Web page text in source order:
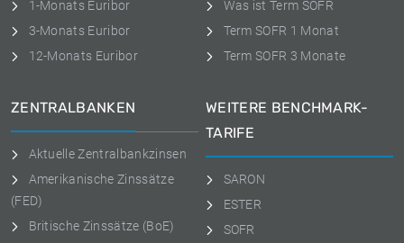
1-Monats Euribor
3-Monats Euribor
12-Monats Euribor
Was ist Term SOFR
Term SOFR 1 Monat
Term SOFR 3 Monate
ZENTRALBANKEN
Aktuelle Zentralbankzinsen
Amerikanische Zinssätze
(FED)
Britische Zinssätze (BoE)
WEITERE BENCHMARK-
TARIFE
SARON
ESTER
SOFR